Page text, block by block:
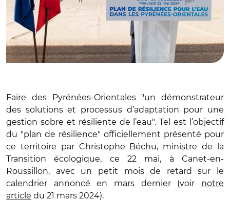
Faire des Pyrénées-Orientales "un démonstrateur
des solutions et processus d’adaptation pour une
gestion sobre et résiliente de l’eau". Tel est l’objectif
du "plan de résilience" officiellement présenté pour
ce territoire par Christophe Béchu, ministre de la
Transition écologique, ce 22 mai, à Canet-en-
Roussillon, avec un petit mois de retard sur le
calendrier annoncé en mars dernier (voir notre
article du 21 mars 2024).